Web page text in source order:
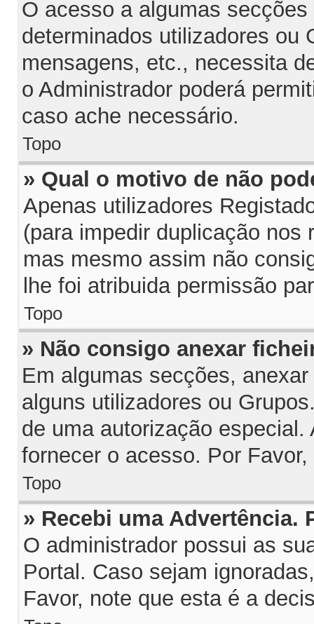
O acesso a algumas
determinados utilizadores ou
mensagens, etc., necessita
o Administrador poderá
caso ache necessário.
Topo
» Qual o motivo de não
Apenas utilizadores
(para impedir duplicação
mas mesmo assim não
lhe foi atribuida permissão
Topo
» Não consigo anexar
Em algumas secções,
alguns utilizadores ou
de uma autorização
fornecer o acesso. Por
Topo
» Recebi uma Advertência.
O administrador possui as
Portal. Caso sejam
Favor, note que esta é a